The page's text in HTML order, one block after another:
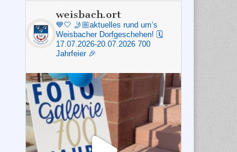
weisbach.ort
💙🤍 🤳🏼aktuelles rund um‘s
Weisbacher Dorfgeschehen! 🗓️
17.07.2026-20.07.2026 700
Jahrfeier 🎉